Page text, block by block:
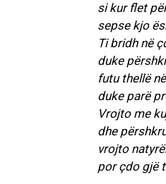
si kur flet
sepse kjo
Ti bridh në
duke
futu thellë
duke parë
Vrojto me
dhe
vrojto
por çdo gjë